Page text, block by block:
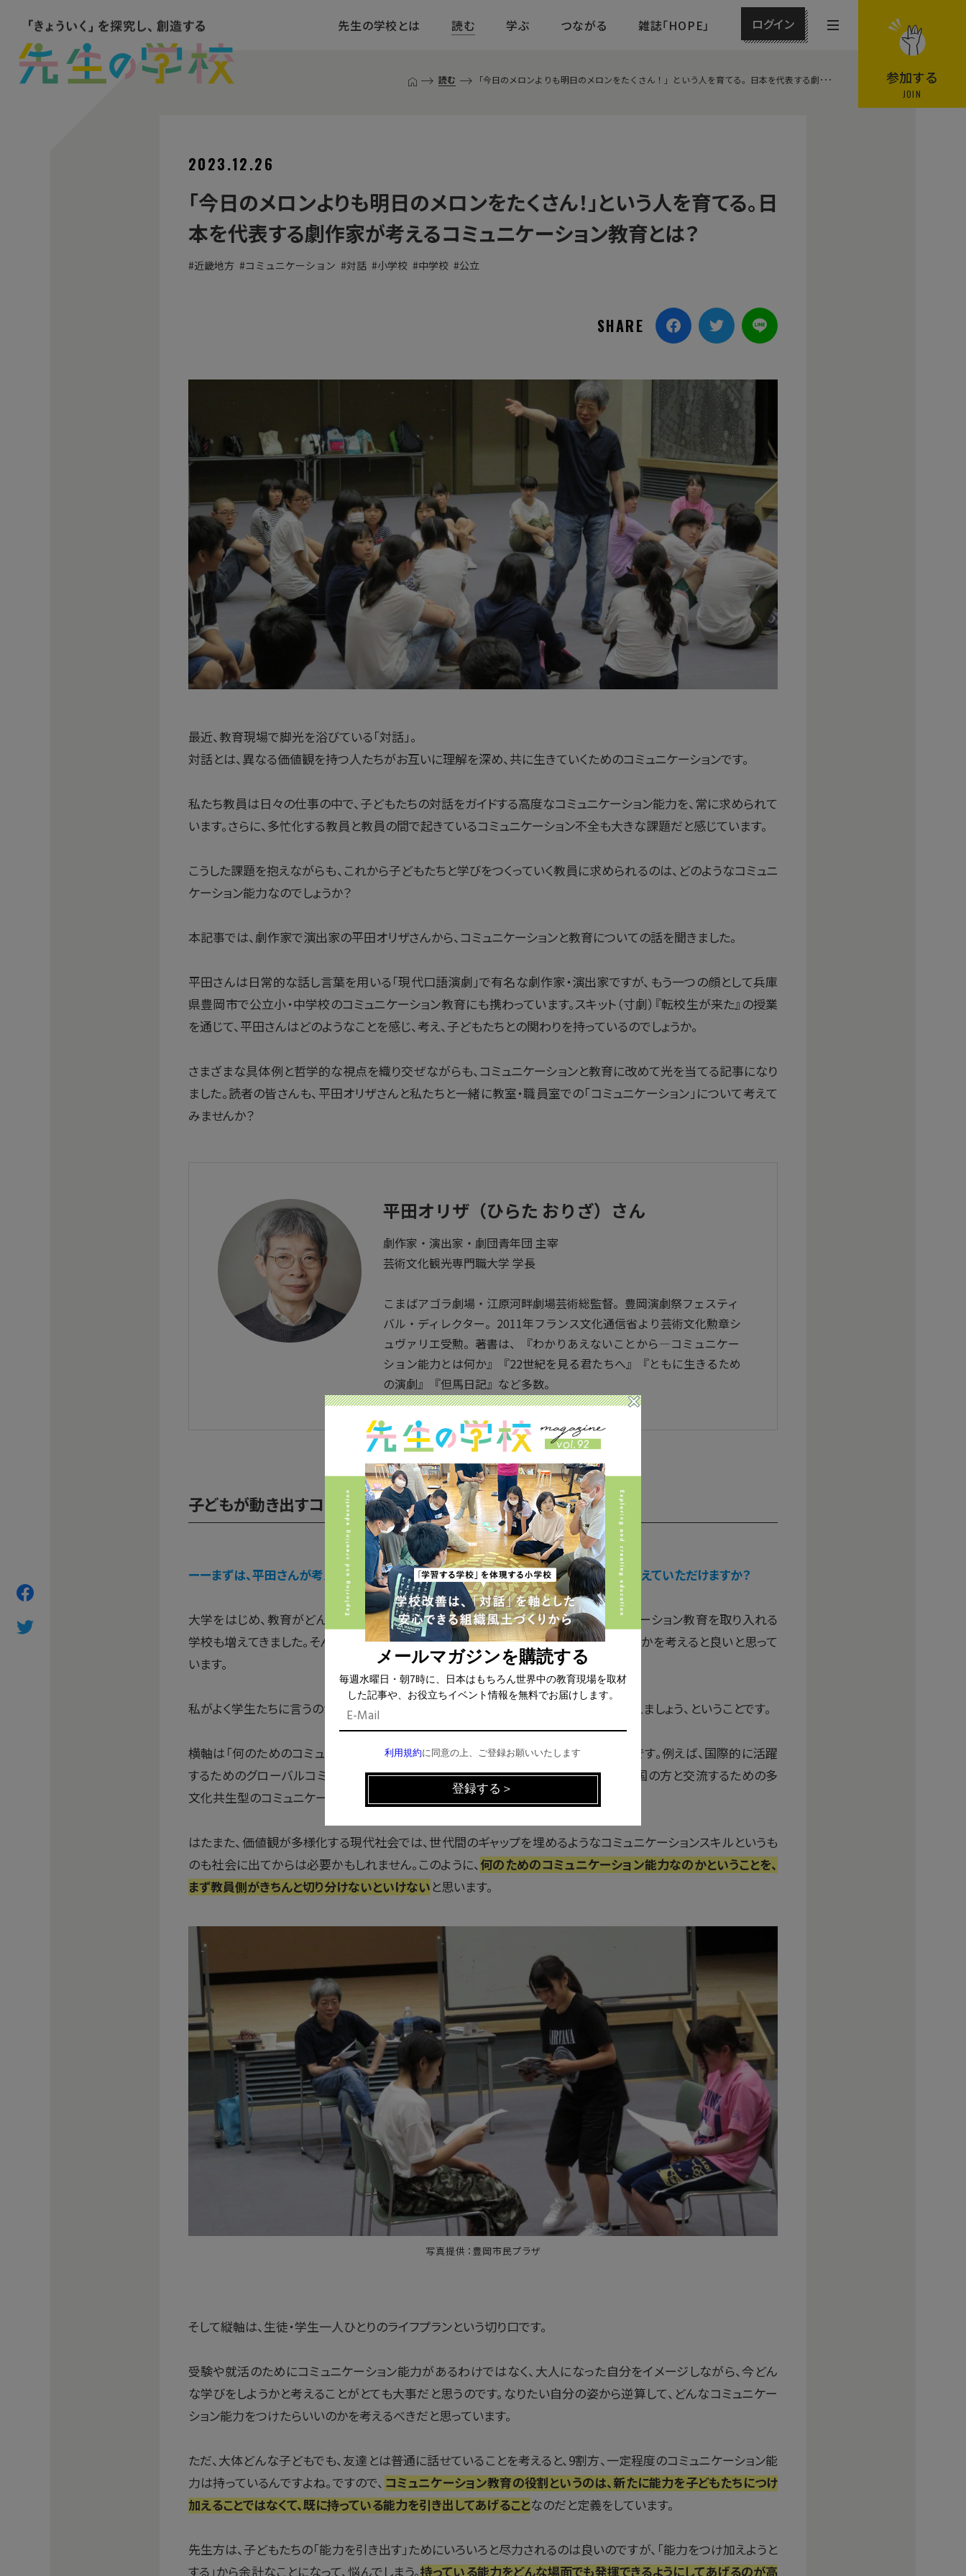
先生の学校とは 読む 学ぶ つながる 雑誌「HOPE」 ログイン
メ
ュ
参加する
JOIN
T
読む 「今日のメロンよりも明日のメロンをたくさん！」という人を育てる。日本を代表する劇･･･
2023.12.26
「今日のメロンよりも明日のメロンをたくさん！」という人を育てる。日
本を代表する劇作家が考えるコミュニケーション教育とは？
近畿地方 コミュニケーション 対話 小学校 中学校 公立
SHARE
最近、教育現場で脚光を浴びている「対話」。
対話とは、異なる価値観を持つ人たちがお互いに理解を深め、共に生きていくためのコミュニケーションです。
私たち教員は日々の仕事の中で、子どもたちの対話をガイドする高度なコミュニケーション能力を、常に求められて
います。さらに、多忙化する教員と教員の間で起きているコミュニケーション不全も大きな課題だと感じています。
こうした課題を抱えながらも、これから子どもたちと学びをつくっていく教員に求められるのは、どのようなコミュニ
ケーション能力なのでしょうか？
本記事では、劇作家で演出家の平田オリザさんから、コミュニケーションと教育についての話を聞きました。
平田さんは日常的な話し言葉を用いる「現代口語演劇」で有名な劇作家・演出家ですが、もう一つの顔として兵庫
県豊岡市で公立小・中学校のコミュニケーション教育にも携わっています。スキット（寸劇）『転校生が来た』の授業
を通じて、平田さんはどのようなことを感じ、考え、子どもたちとの関わりを持っているのでしょうか。
さまざまな具体例と哲学的な視点を織り交ぜながらも、コミュニケーションと教育に改めて光を当てる記事になり
ました。読者の皆さんも、平田オリザさんと私たちと一緒に教室・職員室での「コミュニケーション」について考えて
みませんか？
平田オリザ（ひらた おりざ）さん
劇作家・演出家・劇団青年団 主宰
芸術文化観光専門職大学 学長
こまばアゴラ劇場・江原河畔劇場芸術総監督。豊岡演劇祭フェスティ
バル・ディレクター。2011年フランス文化通信省より芸術文化勲章シ
ュヴァリエ受勲。著書は、『わかりあえないことから―コミュニケー
ション能力とは何か』『22世紀を見る君たちへ』『ともに生きるため
の演劇』『但馬日記』など多数。
子どもが動き出すコミュニケーションのさじ加減
ーーまずは、平田さんが考える「コミュニケーション」とは具体的にどのようなものか、教えていただけますか？
大学をはじめ、教育がどんどんアクティブラーニング型の学びに向かう中で、コミュニケーション教育を取り入れる
学校も増えてきました。そんな中で私は、それが何のためのコミュニケーション能力なのかを考えると良いと思って
います。
私がよく学生たちに言うのが、コミュニケーション能力を縦軸と横軸の2軸できちんと考えましょう、ということです。
横軸は「何のためのコミュニケーション能力なのか」という、コミュニケーションの種類です。例えば、国際的に活躍
するためのグローバルコミュニケーションスキルなのか、あるいは日本国内に暮らす外国の方と交流するための多
文化共生型のコミュニケーションスキルなのか。
はたまた、価値観が多様化する現代社会では、世代間のギャップを埋めるようなコミュニケーションスキルというも
のも社会に出てからは必要かもしれません。このように、何のためのコミュニケーション能力なのかということを、
まず教員側がきちんと切り分けないといけないと思います。
写真提供：豊岡市民プラザ
そして縦軸は、生徒・学生一人ひとりのライフプランという切り口です。
受験や就活のためにコミュニケーション能力があるわけではなく、大人になった自分をイメージしながら、今どん
な学びをしようかと考えることがとても大事だと思うのです。なりたい自分の姿から逆算して、どんなコミュニケー
ション能力をつけたらいいのかを考えるべきだと思っています。
ただ、大体どんな子どもでも、友達とは普通に話せていることを考えると、9割方、一定程度のコミュニケーション能
力は持っているんですよね。ですので、 コミュニケーション教育の役割というのは、新たに能力を子どもたちにつけ
加えることではなくて、既に持っている能力を引き出してあげることなのだと定義をしています。
先生方は、子どもたちの「能力を引き出す」ためにいろいろと尽力されるのは良いのですが、「能力をつけ加えようと
する」から余計なことになって、悩んでしまう。持っている能力をどんな場面でも発揮できるようにしてあげるのが高
メールマガジンを購読する
毎週水曜日・朝7時に、日本はもちろん世界中の教育現場を取材
した記事や、お役立ちイベント情報を無料でお届けします。
利用規約に同意の上、ご登録お願いいたします